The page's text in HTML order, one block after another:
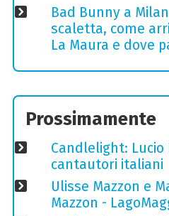
Bad Bunny a
scaletta, come
La Maura e dove
Prossimamente
Candlelight:
cantautori italiani
Ulisse Mazzon e
Mazzon -